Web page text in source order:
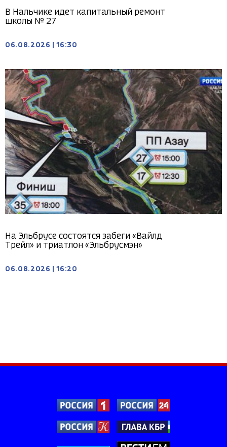
В Нальчике идет капитальный ремонт
школы № 27
06.08.2026 16:30
На Эльбрусе состоятся забеги «Вайлд
Трейл» и триатлон «Эльбрусмэн»
06.08.2026 16:20